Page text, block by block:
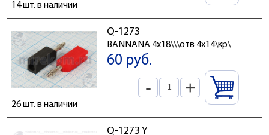
14 шт. в наличии
Q-1273
BANNANA 4x18\\\отв 4x14\кр\
60 руб.
- +
26 шт. в наличии
Q-1273 Y